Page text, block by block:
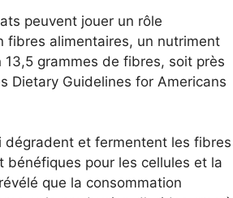
peuvent jouer un rôle
fibres alimentaires, un nutriment
13,5 grammes de fibres, soit près
Dietary Guidelines for Americans
et fermentent les fibres
bénéfiques pour les cellules et la
que la consommation